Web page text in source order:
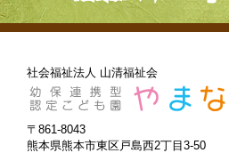
社会福祉法人 山清福祉会
〒861-8043
熊本県熊本市東区戸島西2丁目3-50